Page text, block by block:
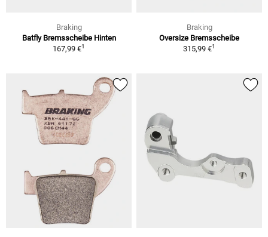
Braking
Batfly Bremsscheibe Hinten
167,99 €1
Braking
Oversize Bremsscheibe
315,99 €1